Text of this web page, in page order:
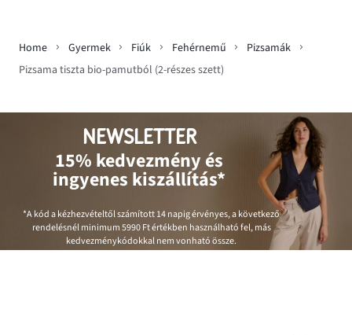
Home Gyermek Fiúk Fehérnemű
Pizsamák
Pizsama tiszta bio-pamutból (2-részes szett)
NEWSLETTER
15% kedvezmény és
ingyenes kiszállítás*
*A kód a kézhezvételtől számított 14 napig érvényes, a következő
rendelésnél minimum5990 Ftértékben használható fel, más
kedvezménykódokkal nem vonható össze.